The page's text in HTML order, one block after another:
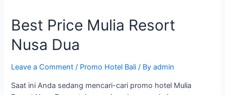
Best Price Mulia Resort
Nusa Dua
Leave a Comment / Promo Hotel Bali / Byadmin
Saat ini Anda sedang mencari-cari promo hotel Mulia